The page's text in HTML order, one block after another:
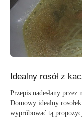
Idealny rosół z
Przepis nadesłany przez
Domowy idealny
wypróbować tą